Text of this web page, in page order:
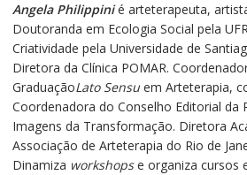
Angela Philippini é arteterapeuta,
Doutoranda em Ecologia Social pela
Criatividade pela Universidade de
Diretora da Clínica POMAR.
GraduaçãoLato Sensuem Arteterapia,
Coordenadora do Conselho Editorial da
Imagens da Transformação. Diretora
Associação de Arteterapia do Rio de
Dinamiza workshopse organiza cursos